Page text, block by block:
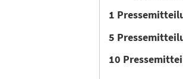
1
5
10